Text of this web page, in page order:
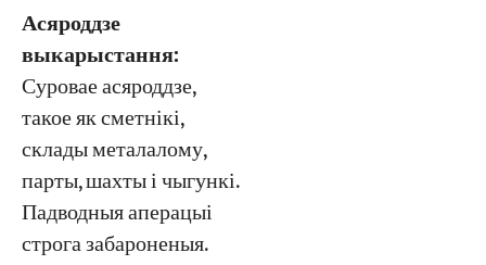
Асяроддзе
выкарыстання:
Суровае асяроддзе,
такое як сметнікі,
склады металалому,
парты, шахты і чыгункі.
Падводныя аперацыі
строга забароненыя.